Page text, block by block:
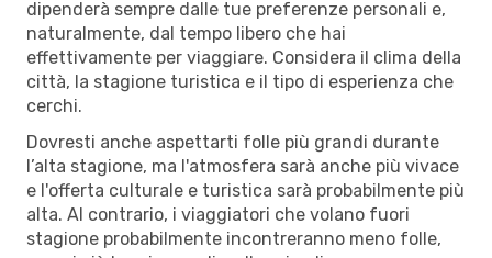
dipenderà sempre dalle tue preferenze personali e,
naturalmente, dal tempo libero che hai
effettivamente per viaggiare. Considera il clima della
città, la stagione turistica e il tipo di esperienza che
cerchi.
Dovresti anche aspettarti folle più grandi durante
l’alta stagione, ma l'atmosfera sarà anche più vivace
e l'offerta culturale e turistica sarà probabilmente più
alta. Al contrario, i viaggiatori che volano fuori
stagione probabilmente incontreranno meno folle,